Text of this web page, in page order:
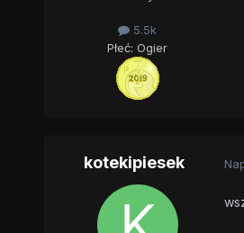
5.5k
Płeć: Ogier
kotekipiesek